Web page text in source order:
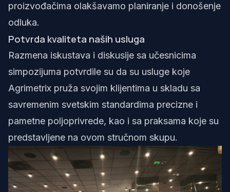
proizvođačima olakšavamo planiranje i donošenje
odluka.
Potvrda kvaliteta naših usluga
Razmena iskustava i diskusije sa učesnicima
simpozijuma potvrdile su da su usluge koje
Agrimetrix pruža svojim klijentima u skladu sa
savremenim svetskim standardima precizne i
pametne poljoprivrede, kao i sa praksama koje su
predstavljene na ovom stručnom skupu.